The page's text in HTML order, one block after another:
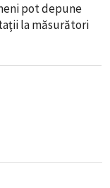
pot depune
la măsurători